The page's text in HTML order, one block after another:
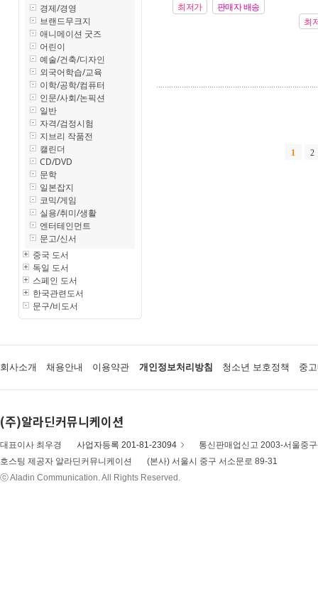
경제/경영
브랜드무크지
애니메이션 굿즈
어린이
예술/건축/디자인
외국어학습/교육
이학/공학/컴퓨터
인문/사회/논픽션
일반
자격/검정시험
지브리 작품전
캘린더
CD/DVD
문학
일본잡지
코믹/게임
실용/취미/생활
엔터테인먼트
문고/신서
중국 도서
독일 도서
스페인 도서
한국관련도서
문구/비도서
최저가
판매자 배송
최
1 2
회사소개 채용안내 이용약관 개인정보처리방침 청소년 보호정책 중
(주)알라딘커뮤니케이션
대표이사 최우경 사업자등록 201-81-23094
통신판매업신고 2003-서울중
호스팅 제공자 알라딘커뮤니케이션
(본사) 서울시 중구 서소문로 89-31
ⓒ Aladin Communication. All Rights Reserved.